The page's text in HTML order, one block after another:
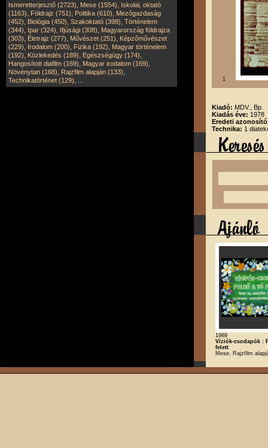
Ismeretterjesztő (2723), Mese (1554), Iskolai, oktató
(1163), Földrajz (751), Politika (610), Mezőgazdaság
(452), Biológia (450), Szakoktató (398), Történelem
(344), Ipar (324), Ifjúsági (308), Magyarország földrajza
(303), Életrajz (277), Művészet (251), Képzőművészet
(229), Irodalom (200), Fizika (192), Magyar történelem
(192), Közlekedés (189), Egészségügy (174),
Hangosított diafilm (169), Magyar irodalom (169),
Növénytan (168), Rajzfilm alapján (133),
Technikatörténet (129), 1
Kiadó: MDV., Bp.
Kiadás éve: 1978
Eredeti
Technika: 1
1989
Víziók-csodapók :
felett
Mese, Rajzfilm